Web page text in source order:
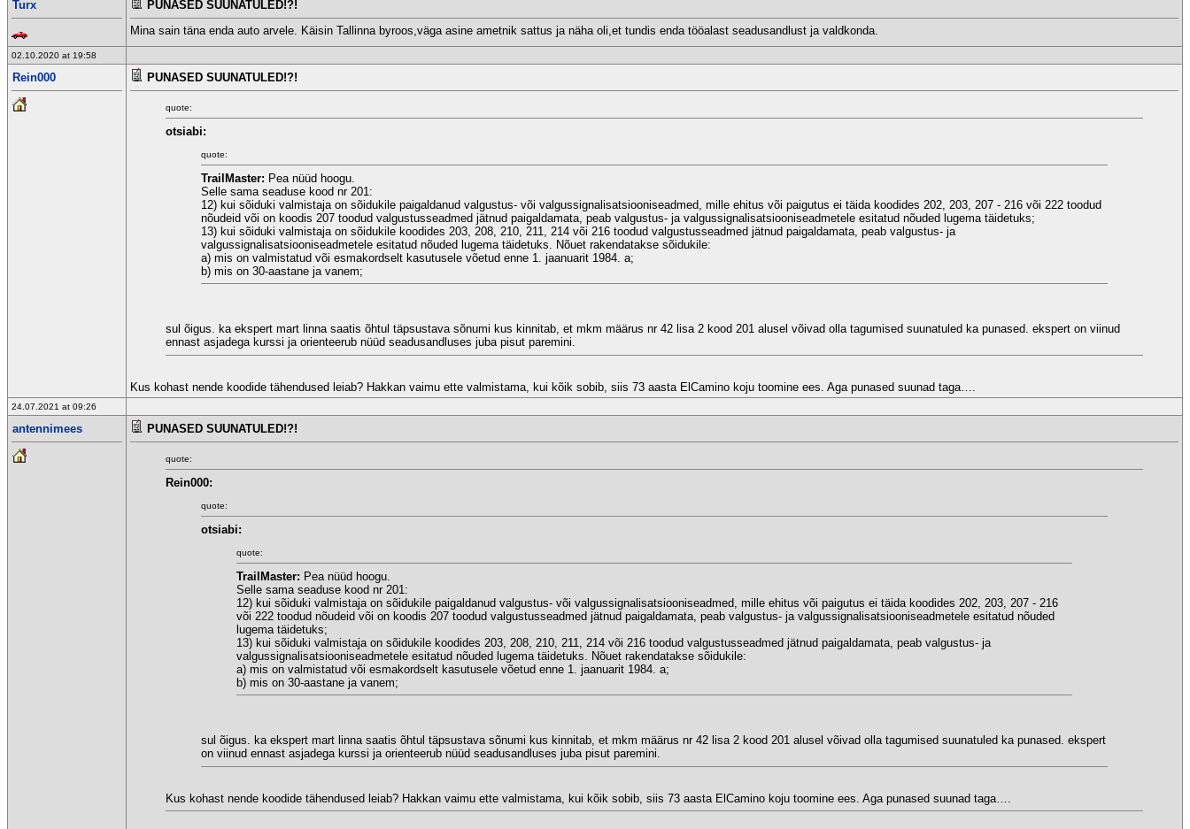
Turx
PUNASED SUUNATULED!?!
Mina sain täna enda auto arvele. Käisin Tallinna byroos,väga asine ametnik sattus ja näha oli,et tundis enda tööalast seadusandlust ja valdkonda.
02.10.2020 at 19:58
Rein000 PUNASED SUUNATULED!?!
quote:
otsiabi:
quote:
TrailMaster: Pea nüüd hoogu.
Selle sama seaduse kood nr 201:
12) kui sõiduki valmistaja on sõidukile paigaldanud valgustus- või valgussignalisatsiooniseadmed, mille ehitus või paigutus ei täida koodides 202, 203, 207 - 216 või 222 toodud
nõudeid või on koodis 207 toodud valgustusseadmed jätnud paigaldamata, peab valgustus- ja valgussignalisatsiooniseadmetele esitatud nõuded lugema täidetuks;
13) kui sõiduki valmistaja on sõidukile koodides 203, 208, 210, 211, 214 või 216 toodud valgustusseadmed jätnud paigaldamata, peab valgustus- ja
valgussignalisatsiooniseadmetele esitatud nõuded lugema täidetuks. Nõuet rakendatakse sõidukile:
a) mis on valmistatud või esmakordselt kasutusele võetud enne 1. jaanuarit 1984. a;
b) mis on 30-aastane ja vanem;
sul õigus. ka ekspert mart linna saatis õhtul täpsustava sõnumi kus kinnitab, et mkm määrus nr 42 lisa 2 kood 201 alusel võivad olla tagumised suunatuled ka punased. ekspert on viinud
ennast asjadega kurssi ja orienteerub nüüd seadusandluses juba pisut paremini.
Kus kohast nende koodide tähendused leiab? Hakkan vaimu ette valmistama, kui kõik sobib, siis 73 aasta ElCamino koju toomine ees. Aga punased suunad taga….
24.07.2021 at 09:26
antennimees PUNASED SUUNATULED!?!
quote:
Rein000:
quote:
otsiabi:
quote:
TrailMaster: Pea nüüd hoogu.
Selle sama seaduse kood nr 201:
12) kui sõiduki valmistaja on sõidukile paigaldanud valgustus- või valgussignalisatsiooniseadmed, mille ehitus või paigutus ei täida koodides 202, 203, 207 - 216
või 222 toodud nõudeid või on koodis 207 toodud valgustusseadmed jätnud paigaldamata, peab valgustus- ja valgussignalisatsiooniseadmetele esitatud nõuded
lugema täidetuks;
13) kui sõiduki valmistaja on sõidukile koodides 203, 208, 210, 211, 214 või 216 toodud valgustusseadmed jätnud paigaldamata, peab valgustus- ja
valgussignalisatsiooniseadmetele esitatud nõuded lugema täidetuks. Nõuet rakendatakse sõidukile:
a) mis on valmistatud või esmakordselt kasutusele võetud enne 1. jaanuarit 1984. a;
b) mis on 30-aastane ja vanem;
sul õigus. ka ekspert mart linna saatis õhtul täpsustava sõnumi kus kinnitab, et mkm määrus nr 42 lisa 2 kood 201 alusel võivad olla tagumised suunatuled ka punased. ekspert
on viinud ennast asjadega kurssi ja orienteerub nüüd seadusandluses juba pisut paremini.
Kus kohast nende koodide tähendused leiab? Hakkan vaimu ette valmistama, kui kõik sobib, siis 73 aasta ElCamino koju toomine ees. Aga punased suunad taga….